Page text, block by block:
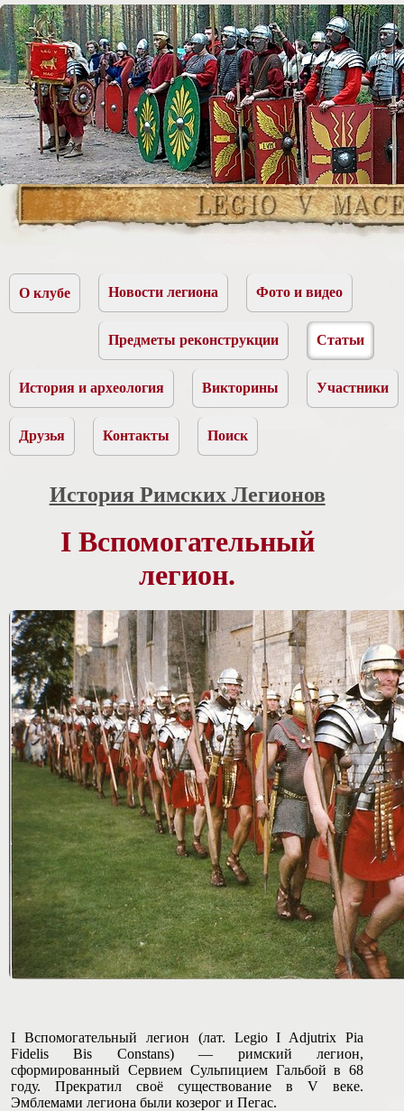
О клубе Новости легиона Фото и видео
Предметы реконструкции Статьи
История и археология Викторины Участники
Друзья Контакты Поиск
История Римских Легионов
I Вспомогательный
легион.
I Вспомогательный легион (лат. Legio I Adjutrix Pia
Fidelis Bis Constans) — римский легион,
сформированный Сервием Сульпицием Гальбой в 68
году. Прекратил своё существование в V веке.
Эмблемами легиона были козерог и Пегас.